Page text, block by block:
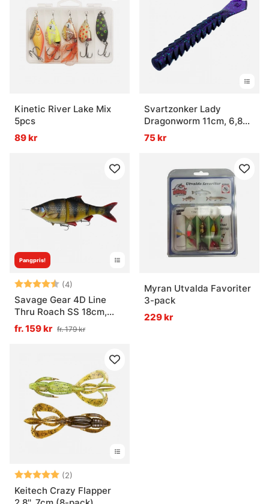
Kinetic River Lake Mix
5pcs
89 kr
Svartzonker Lady
Dragonworm 11cm, 6,8g
(6-pack)
75 kr
Pangpris!
Betyg: (4)
4.8 utav 5 stjärnor
Savage Gear 4D Line
Thru Roach SS 18cm,
80g
fr. 159 kr fr. 179 kr
Myran Utvalda Favoriter
3-pack
229 kr
Betyg: (2)
Keitech Crazy Flapper